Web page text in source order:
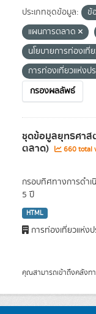
ประเภทชุดข้อมูล: ข้
แผนการตลาด
นโยบายการท่องเที่
การท่องเที่ยวแห่งปร
กรองผลลัพธ์
ชุดข้อมูลยุทธศาส
ตลาด) 660 total
กรอบทิศทางการดำเ
5 ปี
HTML
การท่องเที่ยวแห่งป
คุณสามารถเข้าถึงคลังท